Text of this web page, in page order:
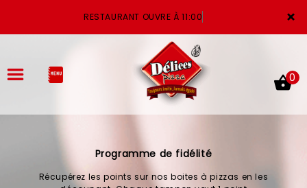
×
RESTAURANT OUVRE À 11:00
0
Programme de fidélité
Récupérez les points sur nos boites à pizzas en les